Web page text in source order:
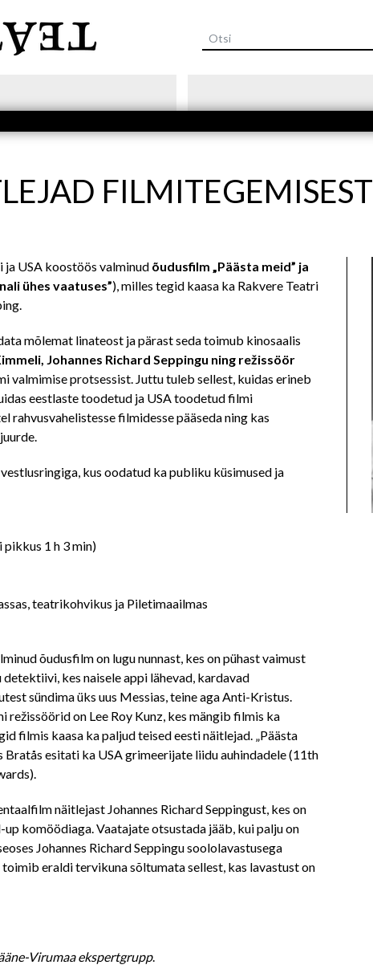
põhisisu
FILMITEGEMISEST
ja USA koostöös valminud õudusfilm „Päästa meid” ja
ühes vaatuses”), milles tegid kaasa ka Rakvere Teatri
mõlemat linateost ja pärast seda toimub kinosaalis
Johannes Richard Seppingu ning režissöör
valmimise protsessist. Juttu tuleb sellest, kuidas erineb
eestlaste toodetud ja USA toodetud filmi
rahvusvahelistesse filmidesse pääseda ning kas
kus oodatud ka publiku küsimused ja
pikkus 1 h 3 min)
teatrikohvikus ja Piletimaailmas
õudusfilm on lugu nunnast, kes on pühast vaimust
kes naisele appi lähevad, kardavad
sündima üks uus Messias, teine aga Anti-Kristus.
režissöörid on Lee Roy Kunz, kes mängib filmis ka
filmis kaasa ka paljud teised eesti näitlejad. „Päästa
esitati ka USA grimeerijate liidu auhindadele (11th
näitlejast Johannes Richard Seppingust, kes on
komöödiaga. Vaatajate otsustada jääb, kui palju on
Johannes Richard Seppingu soololavastusega
eraldi tervikuna sõltumata sellest, kas lavastust on
Virumaa ekspertgrupp.